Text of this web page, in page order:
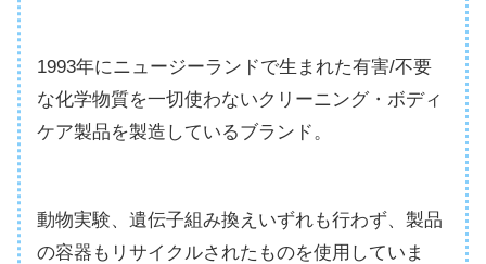
1993年にニュージーランドで生まれた有害/不要
な化学物質を一切使わないクリーニング・ボディ
ケア製品を製造しているブランド。
動物実験、遺伝子組み換えいずれも行わず、製品
の容器もリサイクルされたものを使用していま